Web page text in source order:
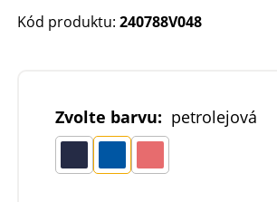
Kód produktu: 240788V048
Zvolte barvu: petrolejová